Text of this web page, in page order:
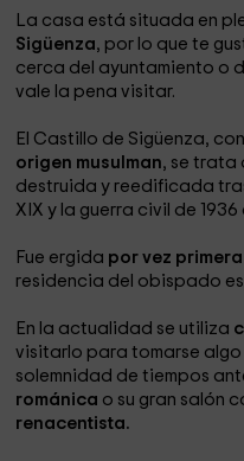
La casa está situada en
Sigüenza, por lo que te
cerca del ayuntamiento o
vale la pena visitar.
El Castillo de Sigüenza,
origen musulman, se trata
destruida y reedificada
XIX y la guerra civil de 1936
Fue ergida por vez primera
residencia del obispado
En la actualidad se utiliza
visitarlo para tomarse algo
solemnidad de tiempos
románica o su gran salón
renacentista.